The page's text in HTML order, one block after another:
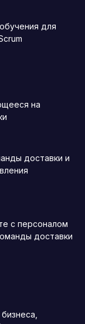
для
на
доставки и
с персоналом
доставки